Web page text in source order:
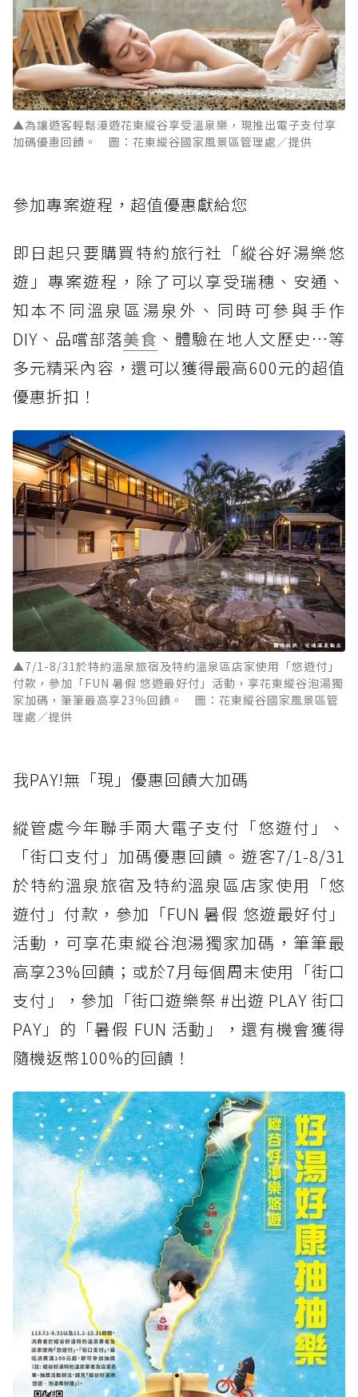
▲為讓遊客輕鬆漫遊花東縱谷享受溫泉樂，現推出電子支付享
加碼優惠回饋。 圖：花東縱谷國家風景區管理處／提供
參加專案遊程，超值優惠獻給您
即日起只要購買特約旅行社「縱谷好湯樂悠
遊」專案遊程，除了可以享受瑞穗、安通、
知本不同溫泉區湯泉外、同時可參與手作
DIY、品嚐部落美食 、體驗在地人文歷史…等
多元精采內容，還可以獲得最高600元的超值
優惠折扣！
▲7/1-8/31於特約溫泉旅宿及特約溫泉區店家使用「悠遊付」
付款，參加「FUN 暑假 悠遊最好付」活動，享花東縱谷泡湯獨
家加碼，筆筆最高享23％回饋。 圖：花東縱谷國家風景區管
理處／提供
我PAY!無「現」優惠回饋大加碼
縱管處今年聯手兩大電子支付「悠遊付」、
「街口支付」加碼優惠回饋。遊客7/1-8/31
於特約溫泉旅宿及特約溫泉區店家使用「悠
遊付」付款，參加「FUN 暑假 悠遊最好付」
活動，可享花東縱谷泡湯獨家加碼，筆筆最
高享23%回饋；或於7月每個周末使用「街口
支付」，參加「街口遊樂祭 #出遊 PLAY 街口
PAY」的「暑假 FUN 活動」，還有機會獲得
隨機返幣100%的回饋！